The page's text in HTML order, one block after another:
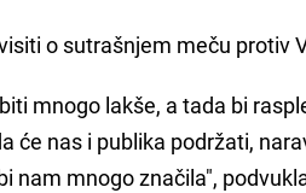
o sutrašnjem meču protiv
mnogo lakše, a tada bi
će nas i publika podržati,
nam mnogo značila",